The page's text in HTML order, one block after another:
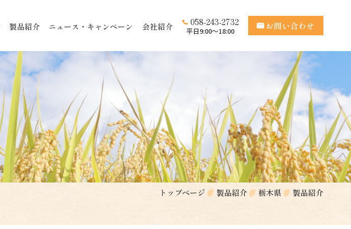
製品紹介 ニュース・キャンペーン 会社紹介 058-243-2732
平日9:00〜18:00 お問い合わせ
トップページ 製品紹介 栃木県 製品紹介